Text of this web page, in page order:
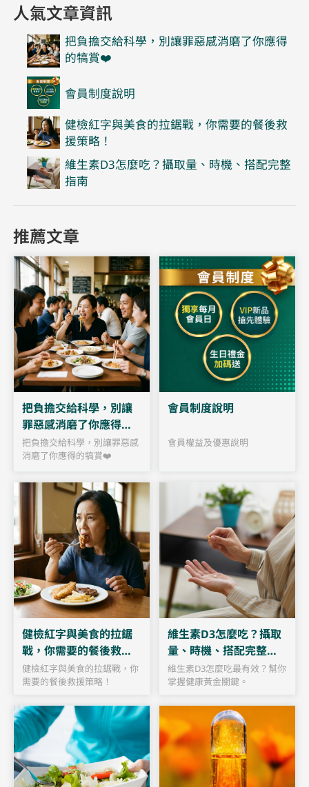
人氣文章資訊
把負擔交給科學，別讓罪惡感消磨了你應得
的犒賞❤️
會員制度說明
健檢紅字與美食的拉鋸戰，你需要的餐後救
援策略！
維生素D3怎麼吃？攝取量、時機、搭配完整
指南
推薦文章
把負擔交給科學，別讓
罪惡感消磨了你應得的
犒賞❤️
把負擔交給科學，別讓罪惡感
消磨了你應得的犒賞❤️
會員制度說明
會員權益及優惠說明
健檢紅字與美食的拉鋸
戰，你需要的餐後救援
策略！
健檢紅字與美食的拉鋸戰，你
需要的餐後救援策略！
維生素D3怎麼吃？攝取
量、時機、搭配完整指
南
維生素D3怎麼吃最有效？幫你
掌握健康黃金關鍵。